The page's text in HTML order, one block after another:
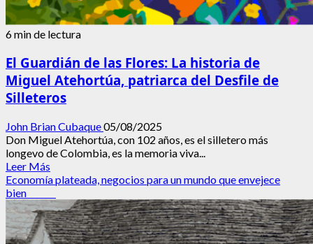
6 min de lectura
El Guardián de las Flores: La historia de
Miguel Atehortúa, patriarca del Desfile de
Silleteros
John Brian Cubaque05/08/2025
Don Miguel Atehortúa, con 102 años, es el silletero más
longevo de Colombia, es la memoria viva...
Leer Más
más
de
El
Guardián
Economía plateada, negocios para un mundo que envejece
bien